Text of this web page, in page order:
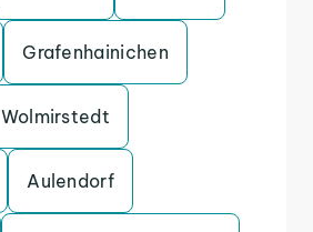
Grafenhainichen
Wolmirstedt
Aulendorf